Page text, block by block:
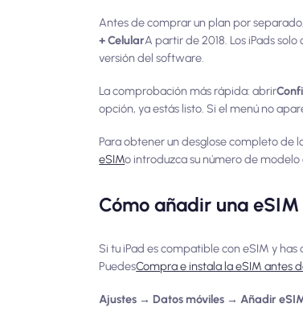
Antes de comprar un plan por
+ CelularA partir de 2018. Los iPads
versión del software.
La comprobación más rápida: abrir
opción, ya estás listo. Si el menú no
Para obtener un desglose completo de
eSIMo introduzca su número de modelo
Cómo añadir una
Si tu iPad es compatible con eSIM y
PuedesCompra e instala la eSIM antes
Ajustes → Datos móviles → Añadir